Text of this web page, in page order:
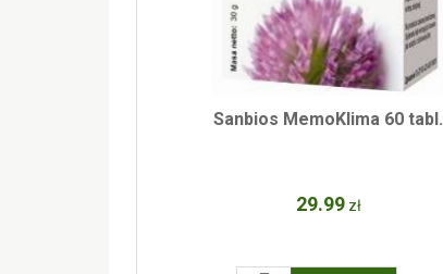
Sanbios MemoKlima 60 tabl.
29.99 zł